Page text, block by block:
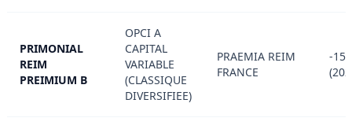
PRIMONIAL
REIM
PREIMIUM B
OPCI A
CAPITAL
VARIABLE
(CLASSIQUE
DIVERSIFIEE)
PRAEMIA REIM
FRANCE
-